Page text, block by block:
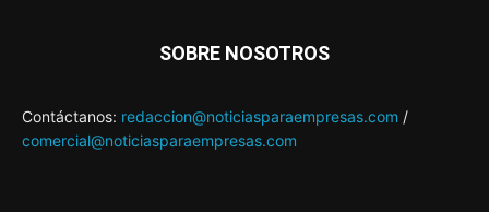
SOBRE NOSOTROS
Contáctanos: redaccion@noticiasparaempresas.com /
comercial@noticiasparaempresas.com